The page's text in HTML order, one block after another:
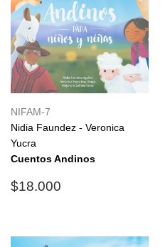
NIFAM-7
Nidia Faundez - Veronica
Yucra
Cuentos Andinos
Precio
$18.000